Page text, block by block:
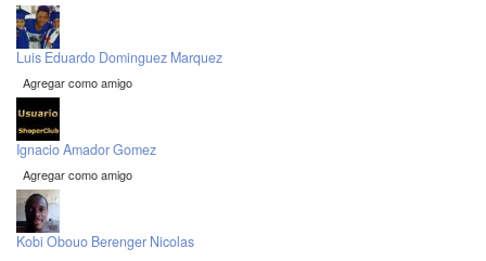
Luis Eduardo Dominguez Marquez
Agregar como amigo
Ignacio Amador Gomez
Agregar como amigo
Kobi Obouo Berenger Nicolas